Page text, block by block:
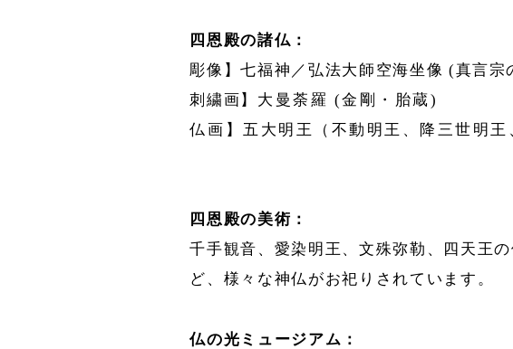
四恩殿の諸仏：
彫像】七福神／弘法大師空海坐像 (真言
刺繍画】 大曼荼羅 (金剛・胎蔵)
仏画】五大明王（不動明王、降三世明
四恩殿の美術：
千手観音、愛染明王、文殊弥勒、四天王
ど、様々な神仏がお祀りされています。
仏の光ミュージアム：